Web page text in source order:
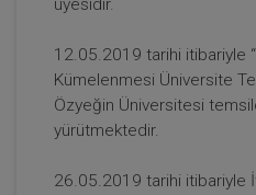
Kongresi - VIII. Oturum
360 TL
Tüketici Hukuku
üyesidir.
12.05.2019 tarihi itibariyle
Kümelenmesi Üniversite
Özyeğin Üniversitesi
yürütmektedir.
26.05.2019 tarihi itibariyle